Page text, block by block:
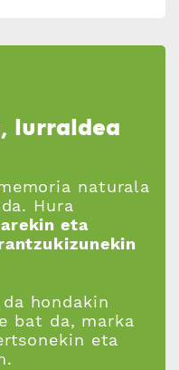
lurraldea
naturala
Hura
eta
da hondakin
bat da, marka
eta